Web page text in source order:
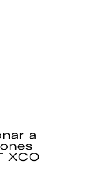
a
XCO